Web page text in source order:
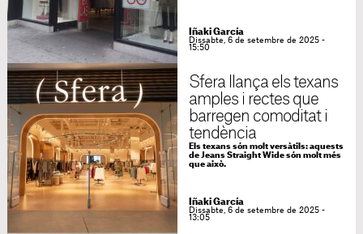
Iñaki García
Dissabte, 6 de setembre de 2025 -
15:50
Sfera llança els texans
amples i rectes que
barregen comoditat i
tendència
Els texans són molt versàtils: aquests
de Jeans Straight Wide són molt més
que això.
Iñaki García
Dissabte, 6 de setembre de 2025 -
13:05